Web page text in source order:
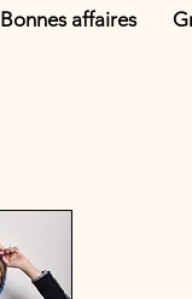
Bonnes affaires